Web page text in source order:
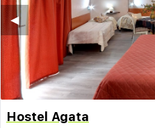
◀︎
Hostel Agata